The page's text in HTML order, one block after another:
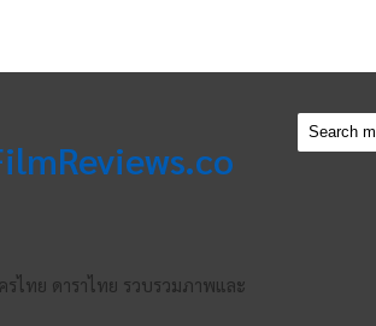
รไทย ดาราไทย รวบรวมภาพและ